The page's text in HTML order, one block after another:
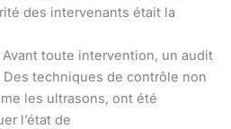
des intervenants était la
Avant toute intervention, un audit
techniques de contrôle non
les ultrasons, ont été
l’état de